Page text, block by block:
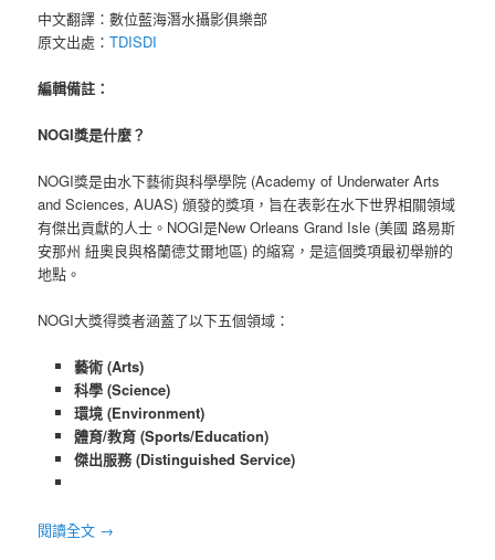
中文翻譯：數位藍海潛水攝影俱樂部
原文出處：TDISDI
編輯備註：
NOGI獎是什麼？
NOGI獎是由水下藝術與科學學院 (Academy of Underwater Arts
and Sciences, AUAS) 頒發的獎項，旨在表彰在水下世界相關領域
有傑出貢獻的人士。NOGI是New Orleans Grand Isle (美國 路易斯
安那州 紐奧良與格蘭德艾爾地區) 的縮寫，是這個獎項最初舉辦的
地點。
NOGI大獎得獎者涵蓋了以下五個領域：
藝術 (Arts)
科學 (Science)
環境 (Environment)
體育/教育 (Sports/Education)
傑出服務 (Distinguished Service)
閱讀全文 →